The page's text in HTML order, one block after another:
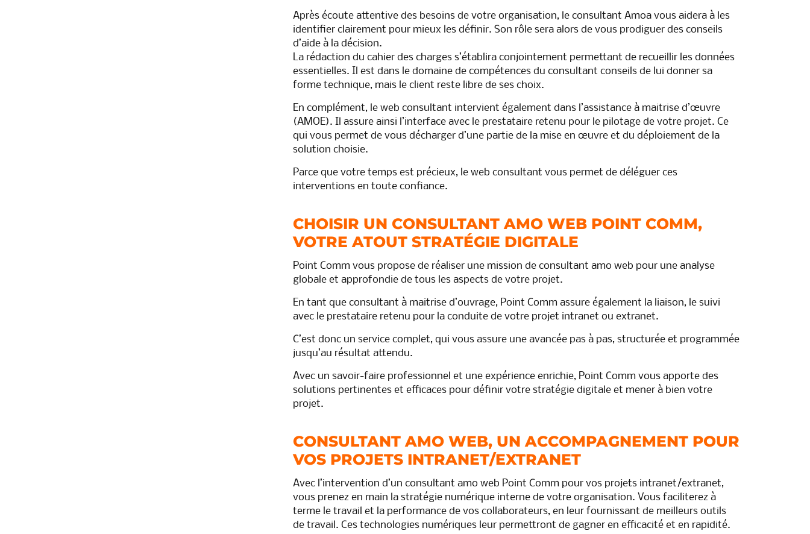
Après écoute attentive des besoins de votre organisation, le consultant Amoa vous aidera à les
identifier clairement pour mieux les définir. Son rôle sera alors de vous prodiguer des conseils
d’aide à la décision.
La rédaction du cahier des charges s’établira conjointement permettant de recueillir les données
essentielles. Il est dans le domaine de compétences du consultant conseils de lui donner sa
forme technique, mais le client reste libre de ses choix.
En complément, le web consultant intervient également dans l’assistance à maitrise d’œuvre
(AMOE). Il assure ainsi l’interface avec le prestataire retenu pour le pilotage de votre projet. Ce
qui vous permet de vous décharger d’une partie de la mise en œuvre et du déploiement de la
solution choisie.
Parce que votre temps est précieux, le web consultant vous permet de déléguer ces
interventions en toute confiance.
CHOISIR UN CONSULTANT AMO WEB POINT COMM,
VOTRE ATOUT STRATÉGIE DIGITALE
Point Comm vous propose de réaliser une mission de consultant amo web pour une analyse
globale et approfondie de tous les aspects de votre projet.
En tant que consultant à maitrise d’ouvrage, Point Comm assure également la liaison, le suivi
avec le prestataire retenu pour la conduite de votre projet intranet ou extranet.
C’est donc un service complet, qui vous assure une avancée pas à pas, structurée et programmée
jusqu’au résultat attendu.
Avec un savoir-faire professionnel et une expérience enrichie, Point Comm vous apporte des
solutions pertinentes et efficaces pour définir votre stratégie digitale et mener à bien votre
projet.
CONSULTANT AMO WEB, UN ACCOMPAGNEMENT POUR
VOS PROJETS INTRANET/EXTRANET
Avec l’intervention d’un consultant amo web Point Comm pour vos projets intranet/extranet,
vous prenez en main la stratégie numérique interne de votre organisation. Vous faciliterez à
terme le travail et la performance de vos collaborateurs, en leur fournissant de meilleurs outils
de travail. Ces technologies numériques leur permettront de gagner en efficacité et en rapidité.